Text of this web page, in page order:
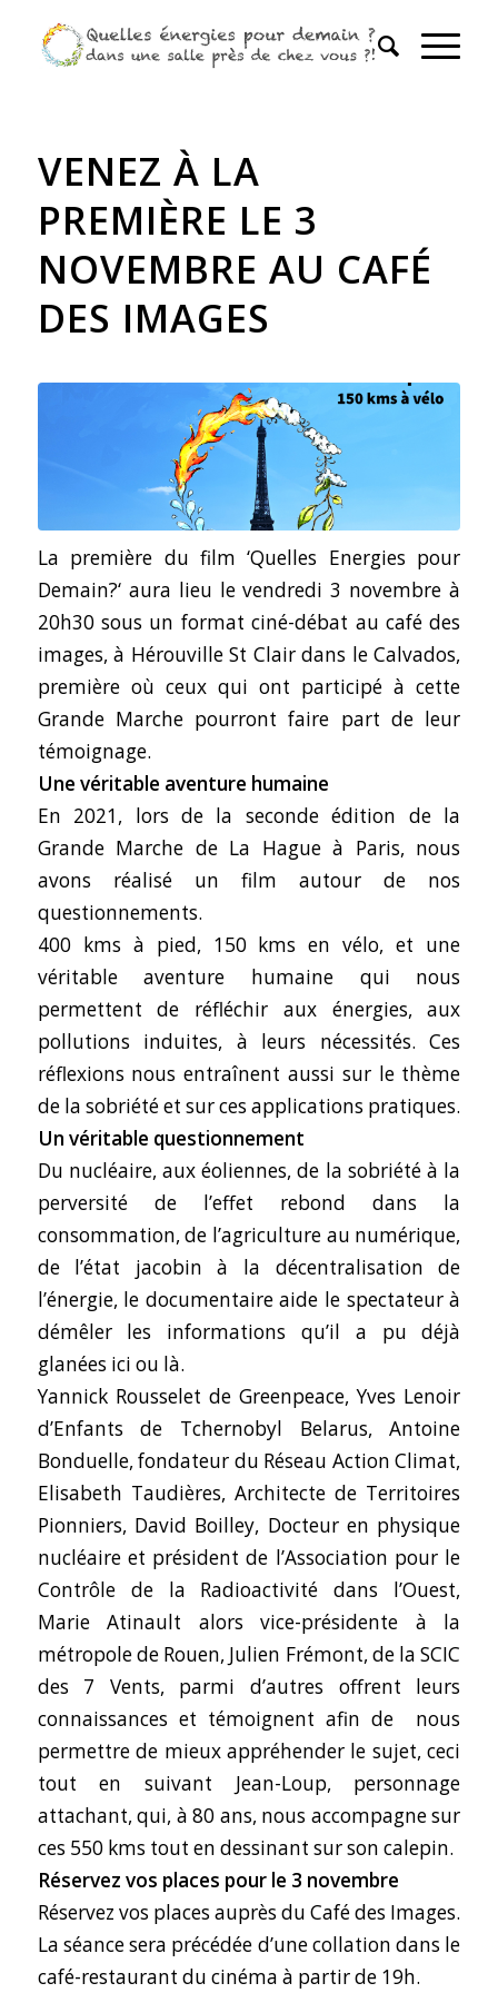
VENEZ À LA
PREMIÈRE LE 3
NOVEMBRE AU CAFÉ
DES IMAGES
La première du film‘Quelles Energies pour
Demain?‘ aura lieu le vendredi 3 novembre à
20h30 sous un format ciné-débat au café des
images, à Hérouville St Clair dans le Calvados,
première où ceux qui ont participé à cette
Grande Marche pourront faire part de leur
témoignage.
Une véritable aventure humaine
En 2021, lors de la seconde édition de la
Grande Marche de La Hague à Paris, nous
avons réalisé un film autour de nos
questionnements.
400 kms à pied, 150 kms en vélo, et une
véritable aventure humaine qui nous
permettent de réfléchir aux énergies, aux
pollutions induites, à leurs nécessités. Ces
réflexions nous entraînent aussi sur le thème
de la sobriété et sur ces applications pratiques.
Un véritable questionnement
Du nucléaire, aux éoliennes, de la sobriété à la
perversité de l’effet rebond dans la
consommation, de l’agriculture au numérique,
de l’état jacobin à la décentralisation de
l’énergie, le documentaire aide le spectateur à
démêler les informations qu’il a pu déjà
glanées ici ou là.
Yannick Rousselet de Greenpeace, Yves Lenoir
d’Enfants de Tchernobyl Belarus, Antoine
Bonduelle, fondateur du Réseau Action Climat,
Elisabeth Taudières, Architecte de Territoires
Pionniers, David Boilley, Docteur en physique
nucléaire et président de l’Association pour le
Contrôle de la Radioactivité dans l’Ouest,
Marie Atinault alors vice-présidente à la
métropole de Rouen, Julien Frémont, de la SCIC
des 7 Vents, parmi d’autres offrent leurs
connaissances et témoignent afin de nous
permettre de mieux appréhender le sujet, ceci
tout en suivant Jean-Loup, personnage
attachant, qui, à 80 ans, nous accompagne sur
ces 550 kms tout en dessinant sur son calepin.
Réservez vos places pour le 3 novembre
Réservez vos places auprès duCafé des Images.
La séance sera précédée d’une collation dans le
café-restaurant du cinéma à partir de 19h.